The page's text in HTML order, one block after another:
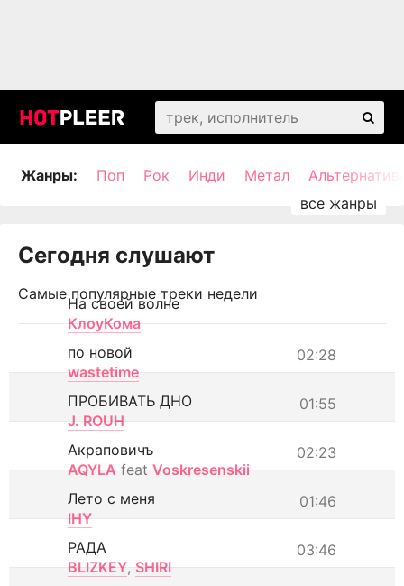
Жанры: Поп Рок Инди Метал
Сегодня слушают
Самые популярные треки недели
На своей волне
КлоуКома
02:28
по новой
wastetime
01:55
ПРОБИВАТЬ ДНО
J. ROUH
02:23
Акраповичъ
AQYLA feat Voskresenskii
01:46
Лето с меня
IHY
03:46
РАДА
BLIZKEY, SHIRI